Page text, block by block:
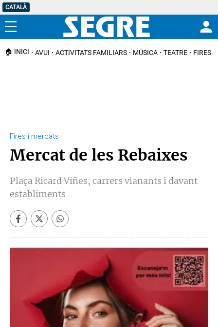
CATALÀ
Menú
🏠 INICI AVUI ACTIVITATS FAMILIARS MÚSICA TEATRE FIRES I
Fires i mercats
Mercat de les Rebaixes
Plaça Ricard Viñes, carrers vianants i davant
establiments